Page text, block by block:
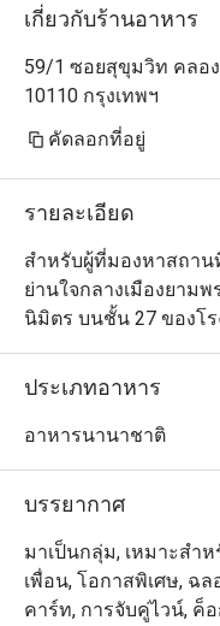
เกี่ยวกับร้านอาหาร
59/1 ซอยสุขุมวิท คลอ
10110 กรุงเทพฯ
คัดลอกที่อยู่
รายละเอียด
สำหรับผู้ที่มองหาสถาน
ย่านใจกลางเมืองยาม
นิมิตร บนชั้น 27 ของโ
เดนซ์ กรุงเทพฯ ซึ่งทา
พรีเมียมตามฤดูกาลจา
ตามด้วยบุยยาเบสหรือ
ระดับในธีมสีครามเข้ม
ประเภทอาหาร
อาหารนานาชาติ
บรรยากาศ
มาเป็นกลุ่ม, เหมาะสำ
เพื่อน, โอกาสพิเศษ, ฉ
คาร์ท, การจับคู่ไวน์, ค็